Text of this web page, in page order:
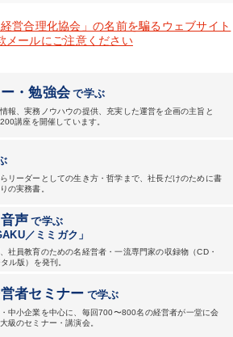
経営合理化協会」の名前を騙るウェブサイト
メールにご注意ください
・勉強会 で学ぶ
報、実務ノウハウの提供、充実した運営を企画の主旨と
講座を開催しています。
リーダーとしての生き方・哲学まで、社長だけのために書
の実務書。
声 で学ぶ
／ミミガク」
社員教育のための名経営者・一流専門家の収録物（CD・
ル版）を発刊。
者セミナー で学ぶ
中小企業を中心に、毎回700〜800名の経営者が一堂に会
級のセミナー・講演会。